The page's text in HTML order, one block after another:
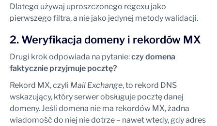
Dlatego używaj uproszczonego regexu jako
pierwszego filtra, a nie jako jedynej metody walidacji.
2. Weryfikacja domeny i rekordów MX
Drugi krok odpowiada na pytanie:czy domena
faktycznie przyjmuje pocztę?
Rekord MX, czyli Mail Exchange, to rekord DNS
wskazujący, który serwer obsługuje pocztę danej
domeny. Jeśli domena nie ma rekordów MX, żadna
wiadomość do niej nie dotrze – nawet wtedy, gdy adres